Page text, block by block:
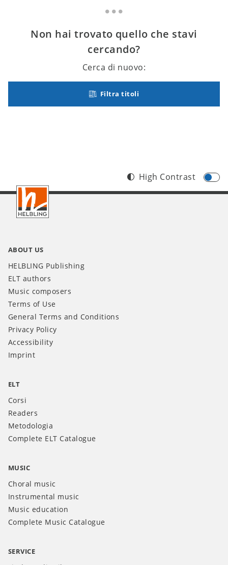
Non hai trovato quello che stavi
cercando?
Cerca di nuovo:
Filtra titoli
Footer
High Contrast
ABOUT US
HELBLING Publishing
ELT authors
Music composers
Terms of Use
General Terms and Conditions
Privacy Policy
Accessibility
Imprint
ELT
Corsi
Readers
Metodologia
Complete ELT Catalogue
MUSIC
Choral music
Instrumental music
Music education
Complete Music Catalogue
SERVICE